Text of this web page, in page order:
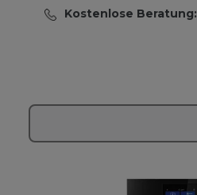
Kostenlose Beratung: